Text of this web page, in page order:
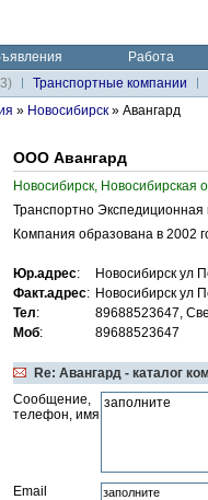
Работа
Транспортные компании
» Новосибирск » Авангард
ООО Авангард
Новосибирск, Новосибирская
Транспортно Экспедиционная
Компания образована в 2002
Юр.адрес:
Новосибирск ул
Факт.адрес: Новосибирск ул
Тел:
89688523647,
Моб: 89688523647
Re: Авангард - каталог
Сообщение,
телефон, имя
Email